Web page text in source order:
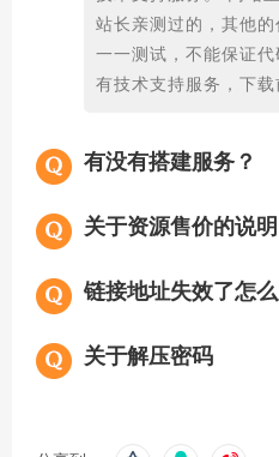
站长亲测过的，其他
一一测试，不能保证
有技术支持服务，下载
有没有搭建服务？
关于资源售价的说明
链接地址失效了怎么
关于解压密码